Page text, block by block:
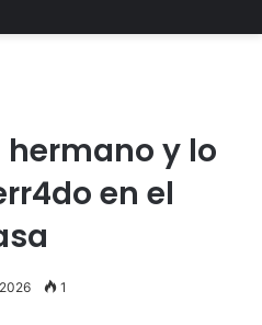
hermano y lo
en el
1